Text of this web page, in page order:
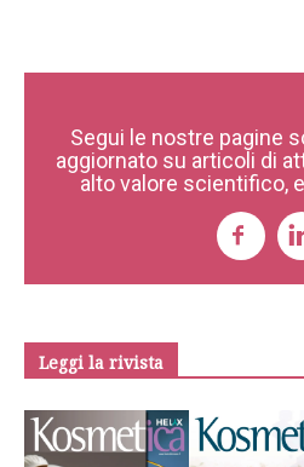
Segui le nostre pagine
aggiornato su articoli di
alto valore scientifico,
Leggi la rivista